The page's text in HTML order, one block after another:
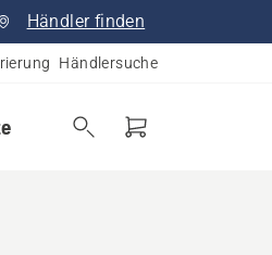
Händler finden
Händlersuche